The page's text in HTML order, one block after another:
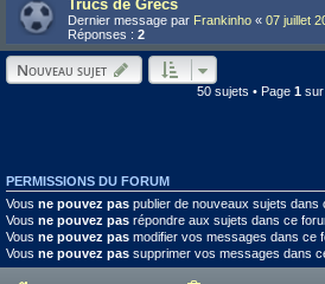
Trucs de Grecs
Dernier message par Frankinho « 07 juillet
Réponses : 2
Nouveau sujet
50 sujets • Page 1 sur
PERMISSIONS DU FORUM
Vous ne pouvez pas publier de nouveaux sujets dans
Vous ne pouvez pas répondre aux sujets dans ce
Vous ne pouvez pas modifier vos messages dans ce
Vous ne pouvez pas supprimer vos messages dans